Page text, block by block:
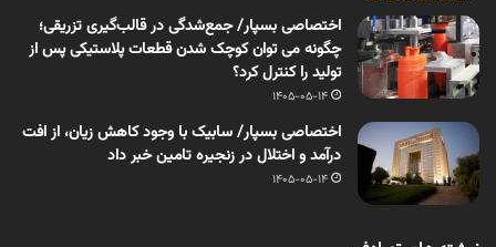
اختصاصی بسپار/ جمع‌شدگی در قالب‌گیری تزریقی؛
چگونه می توان کوچک شدن قطعات پلاستیکی پس از
تولید را کنترل کرد؟
1405-05-14
اختصاصی بسپار/ سابیک با وجود کاهش زیان، از افت
درآمد و اختلال در زنجیره تامین خبر داد
1405-05-14